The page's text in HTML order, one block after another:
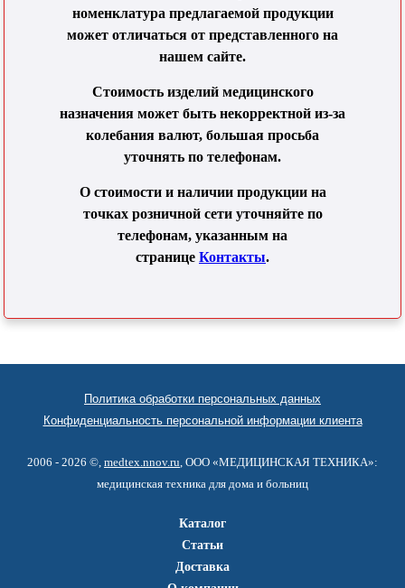
номенклатура предлагаемой продукции
может отличаться от представленного на
нашем сайте.
Стоимость изделий медицинского
назначения может быть некорректной из-за
колебания валют, большая просьба
уточнять по телефонам.
О стоимости и наличии продукции на
точках розничной сети уточняйте по
телефонам, указанным на
странице Контакты.
Политика обработки персональных данных
Конфиденциальность персональной информации клиента
2006 - 2026 ©, medtex.nnov.ru , ООО «МЕДИЦИНСКАЯ ТЕХНИКА»:
медицинская техника для дома и больниц
Каталог
Статьи
Доставка